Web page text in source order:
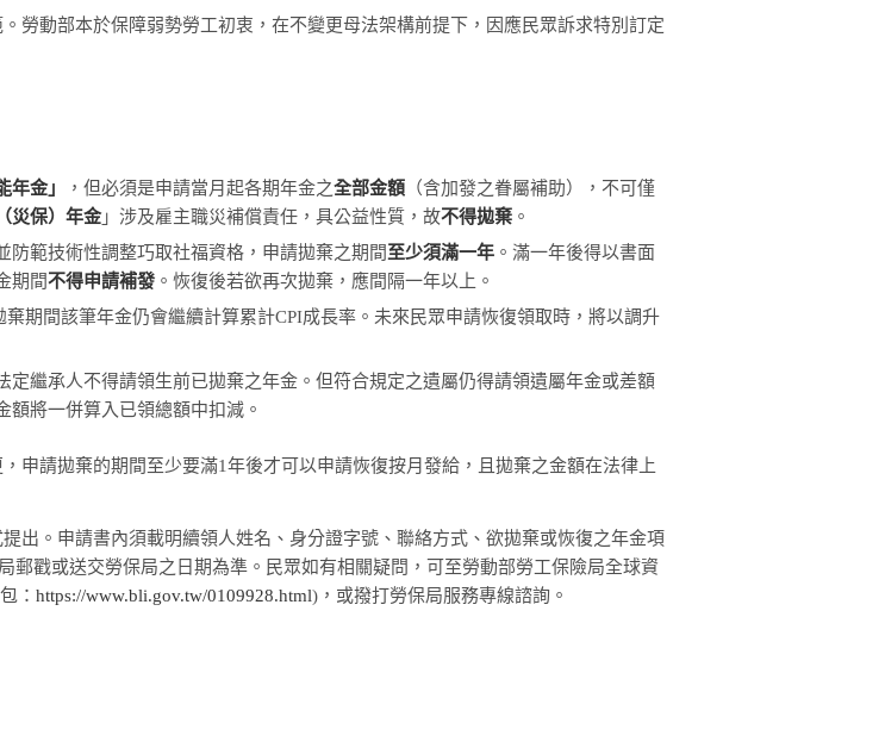
勞動部本於保障弱勢勞工初衷，在不變更母法架構前提下，因應民眾訴求特別訂定
年金」 ，但必須是申請當月起各期年金之全部金額 （含加發之眷屬補助），不可僅
（災保）年金」涉及雇主職災補償責任，具公益性質，故不得拋棄 。
防範技術性調整巧取社福資格，申請拋棄之期間至少須滿一年 。滿一年後得以書面
期間不得申請補發 。恢復後若欲再次拋棄，應間隔一年以上。
期間該筆年金仍會繼續計算累計CPI成長率。未來民眾申請恢復領取時，將以調升
定繼承人不得請領生前已拋棄之年金。但符合規定之遺屬仍得請領遺屬年金或差額
將一併算入已領總額中扣減。
申請拋棄的期間至少要滿1年後才可以申請恢復按月發給，且拋棄之金額在法律上
出。申請書內須載明續領人姓名、身分證字號、聯絡方式、欲拋棄或恢復之年金項
郵戳或送交勞保局之日期為準。民眾如有相關疑問，可至勞動部勞工保險局全球資
：https://www.bli.gov.tw/0109928.html)，或撥打勞保局服務專線諮詢。